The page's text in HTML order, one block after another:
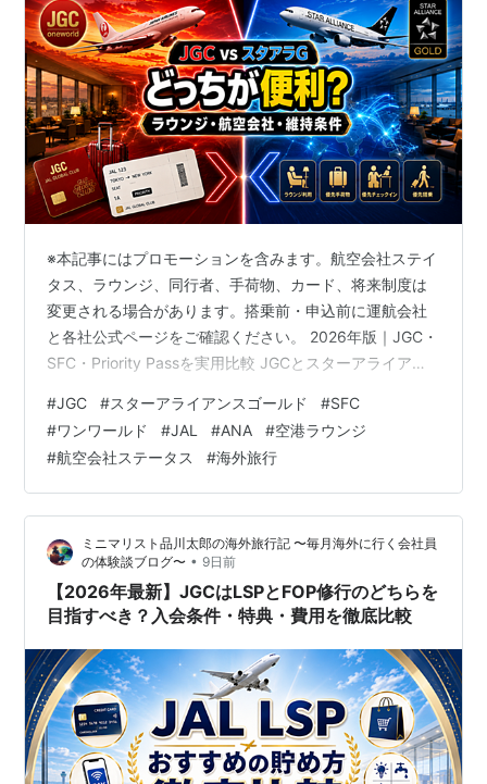
※本記事にはプロモーションを含みます。航空会社ステイ
タス、ラウンジ、同行者、手荷物、カード、将来制度は
変更される場合があります。搭乗前・申込前に運航会社
と各社公式ページをご確認ください。 2026年版｜JGC・
SFC・Priority Passを実用比較 JGCとスターアライアン
家族・取得費・維持条件から、実際の旅行で使える方を
選びます。 16社oneworld正式加盟 26社Star Alliance加
盟 約700oneworldラウンジ 1,000超Star系ラウンジ この
記事の目次 ①どちらが便利？ ②違い ③JGCとは
④Star G…
#JGC #スターアライアンスゴールド #SFC
#ワンワールド #JAL #ANA #空港ラウンジ
#航空会社ステータス #海外旅行
ミニマリスト品川太郎の海外旅行記 〜毎月海外に行く会社員
の体験談ブログ〜 • 9日前
【2026年最新】JGCはLSPとFOP修行のどちらを
目指すべき？入会条件・特典・費用を徹底比較